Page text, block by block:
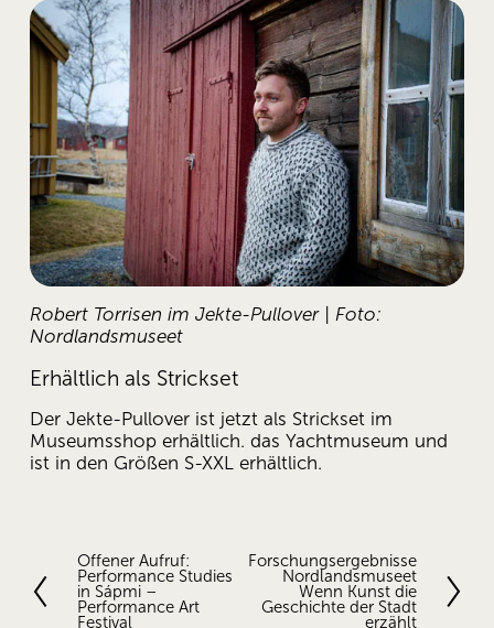
Robert Torrisen im Jekte-Pullover | Foto:
Nordlandsmuseet
Erhältlich als Strickset
Der Jekte-Pullover ist jetzt als Strickset im
Museumsshop erhältlich. das Yachtmuseum und
ist in den Größen S-XXL erhältlich.
V
o
r
Offener Aufruf:
Performance Studies
in Sápmi –
Performance Art
Festival
N
Forschungsergebnisse
Nordlandsmuseet
Wenn Kunst die
Geschichte der Stadt
erzählt